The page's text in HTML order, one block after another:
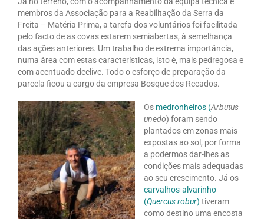
membros da Associação para a Reabilitação da Serra da
Freita – Matéria Prima, a tarefa dos voluntários foi facilitada
pelo facto de as covas estarem semiabertas, à semelhança
das ações anteriores. Um trabalho de extrema importância,
numa área com estas características, isto é, mais pedregosa e
com acentuado declive. Todo o esforço de preparação da
parcela ficou a cargo da empresa Bosque dos Recados.
Os medronheiros (Arbutus
unedo) foram sendo
plantados em zonas mais
expostas ao sol, por forma
a podermos dar-lhes as
condições mais adequadas
ao seu crescimento. Já os
carvalhos-alvarinho
(Quercus robur) tiveram
como destino uma encosta